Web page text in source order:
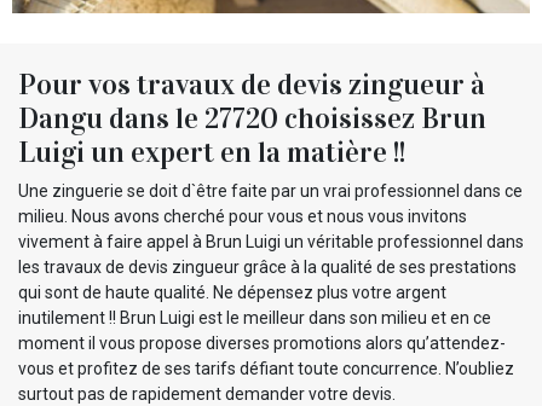
Pour vos travaux de devis zingueur à
Dangu dans le 27720 choisissez Brun
Luigi un expert en la matière !!
Une zinguerie se doit d`être faite par un vrai professionnel dans ce
milieu. Nous avons cherché pour vous et nous vous invitons
vivement à faire appel à Brun Luigi un véritable professionnel dans
les travaux de devis zingueur grâce à la qualité de ses prestations
qui sont de haute qualité. Ne dépensez plus votre argent
inutilement !! Brun Luigi est le meilleur dans son milieu et en ce
moment il vous propose diverses promotions alors qu’attendez-
vous et profitez de ses tarifs défiant toute concurrence. N’oubliez
surtout pas de rapidement demander votre devis.